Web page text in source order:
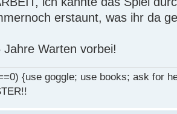
erstaunt, was ihr da
Jahre Warten vorbei!
{use goggle; use books; ask for